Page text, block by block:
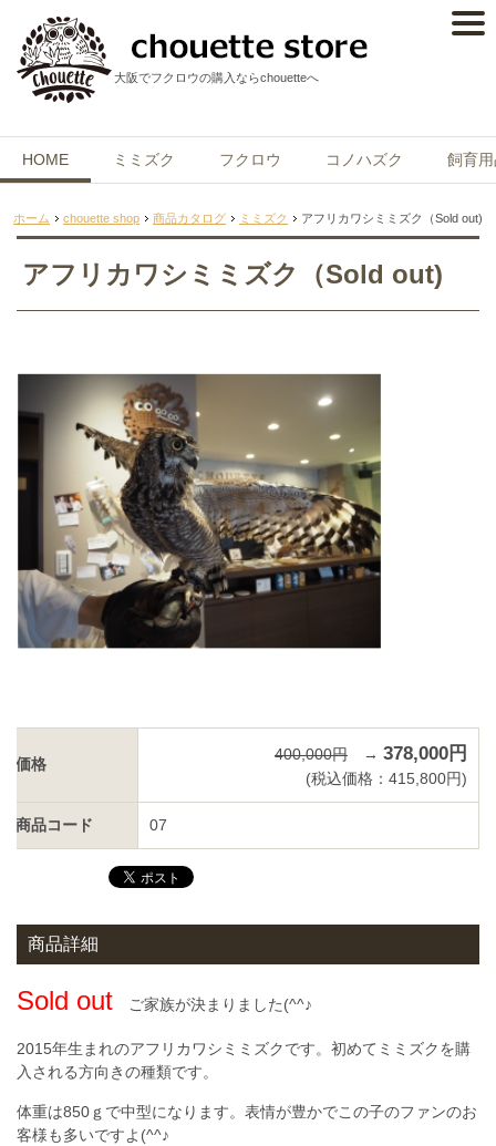
大阪でフクロウの購入ならchouetteへ
HOME ミミズク フクロウ コノハズク 飼育
ホーム chouette shop 商品カタログ ミミズク アフリカワシミミズク（Sold out)
アフリカワシミミズク（Sold out)
価格
400,000円 → 378,000円
(税込価格：415,800円)
商品コード 07
商品詳細
Sold out ご家族が決まりました(^^♪
2015年生まれのアフリカワシミミズクです。初めてミミズクを購
入される方向きの種類です。
体重は850ｇで中型になります。表情が豊かでこの子のファンのお
客様も多いですよ(^^♪